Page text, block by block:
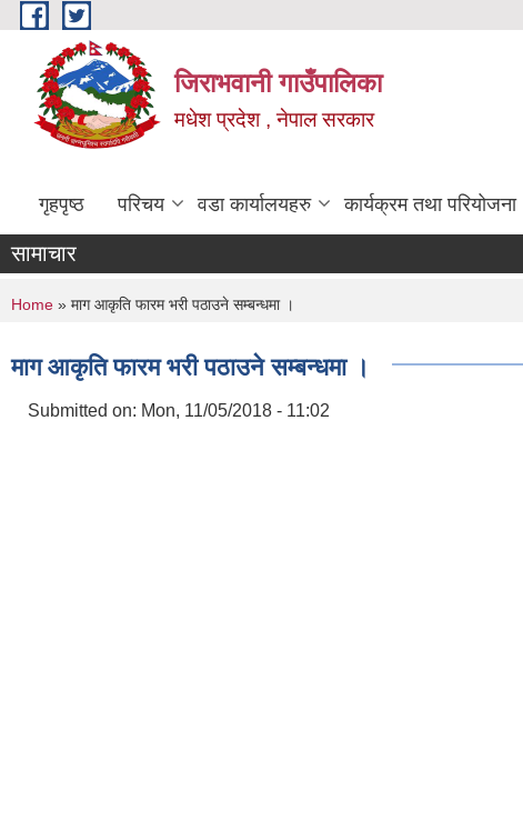
Skip to main content
जिराभवानी गाउँपालिका
मधेश प्रदेश , नेपाल सरकार
गृहपृष्ठ परिचय वडा कार्यालयहरु कार्यक्रम तथा परियोजना
सामाचार
You are here
Home » माग आकृति फारम भरी पठाउने सम्बन्धमा ।
माग आकृति फारम भरी पठाउने सम्बन्धमा ।
Submitted on: Mon, 11/05/2018 - 11:02